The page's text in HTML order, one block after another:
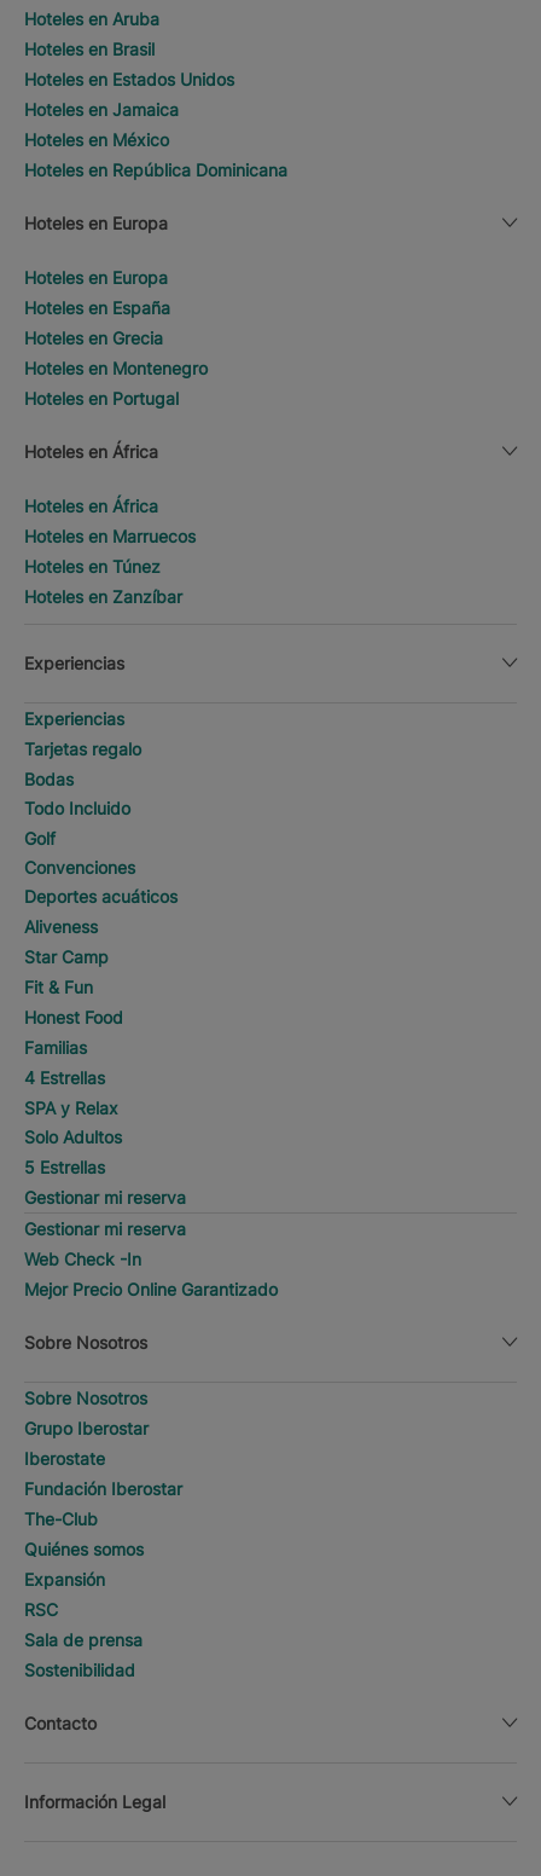
Hoteles en Aruba
Hoteles en Brasil
Hoteles en Estados Unidos
Hoteles en Jamaica
Hoteles en México
Hoteles en República Dominicana
Hoteles en Europa
Hoteles en Europa
Hoteles en España
Hoteles en Grecia
Hoteles en Montenegro
Hoteles en Portugal
Hoteles en África
Hoteles en África
Hoteles en Marruecos
Hoteles en Túnez
Hoteles en Zanzíbar
Experiencias
Experiencias
Tarjetas regalo
Bodas
Todo Incluido
Golf
Convenciones
Deportes acuáticos
Aliveness
Star Camp
Fit & Fun
Honest Food
Familias
4 Estrellas
SPA y Relax
Solo Adultos
5 Estrellas
Gestionar mi reserva
Gestionar mi reserva
Web Check -In
Mejor Precio Online Garantizado
Sobre Nosotros
Sobre Nosotros
Grupo Iberostar
Iberostate
Fundación Iberostar
The-Club
Quiénes somos
Expansión
RSC
Sala de prensa
Sostenibilidad
Contacto
Información Legal